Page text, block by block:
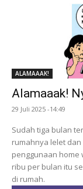
ALAMAAAK!
Alamaaak!
29 Juli 2025 -14:49
Sudah tiga bulan
rumahnya lelet
penggunaan home
ribu per bulan itu
di rumah.